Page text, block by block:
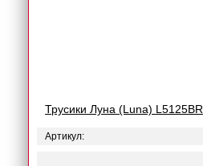
Трусики Луна (Luna) L5125BR
Артикул: